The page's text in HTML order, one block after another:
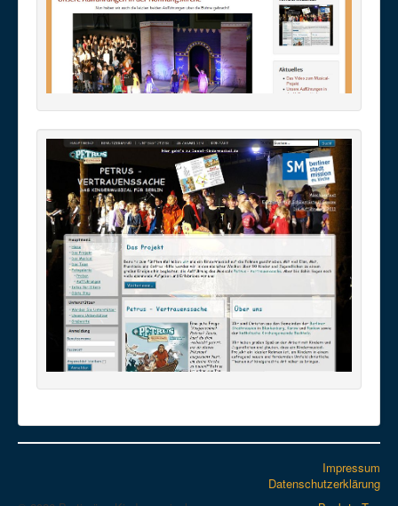
Impressum
Datenschutzerklärung